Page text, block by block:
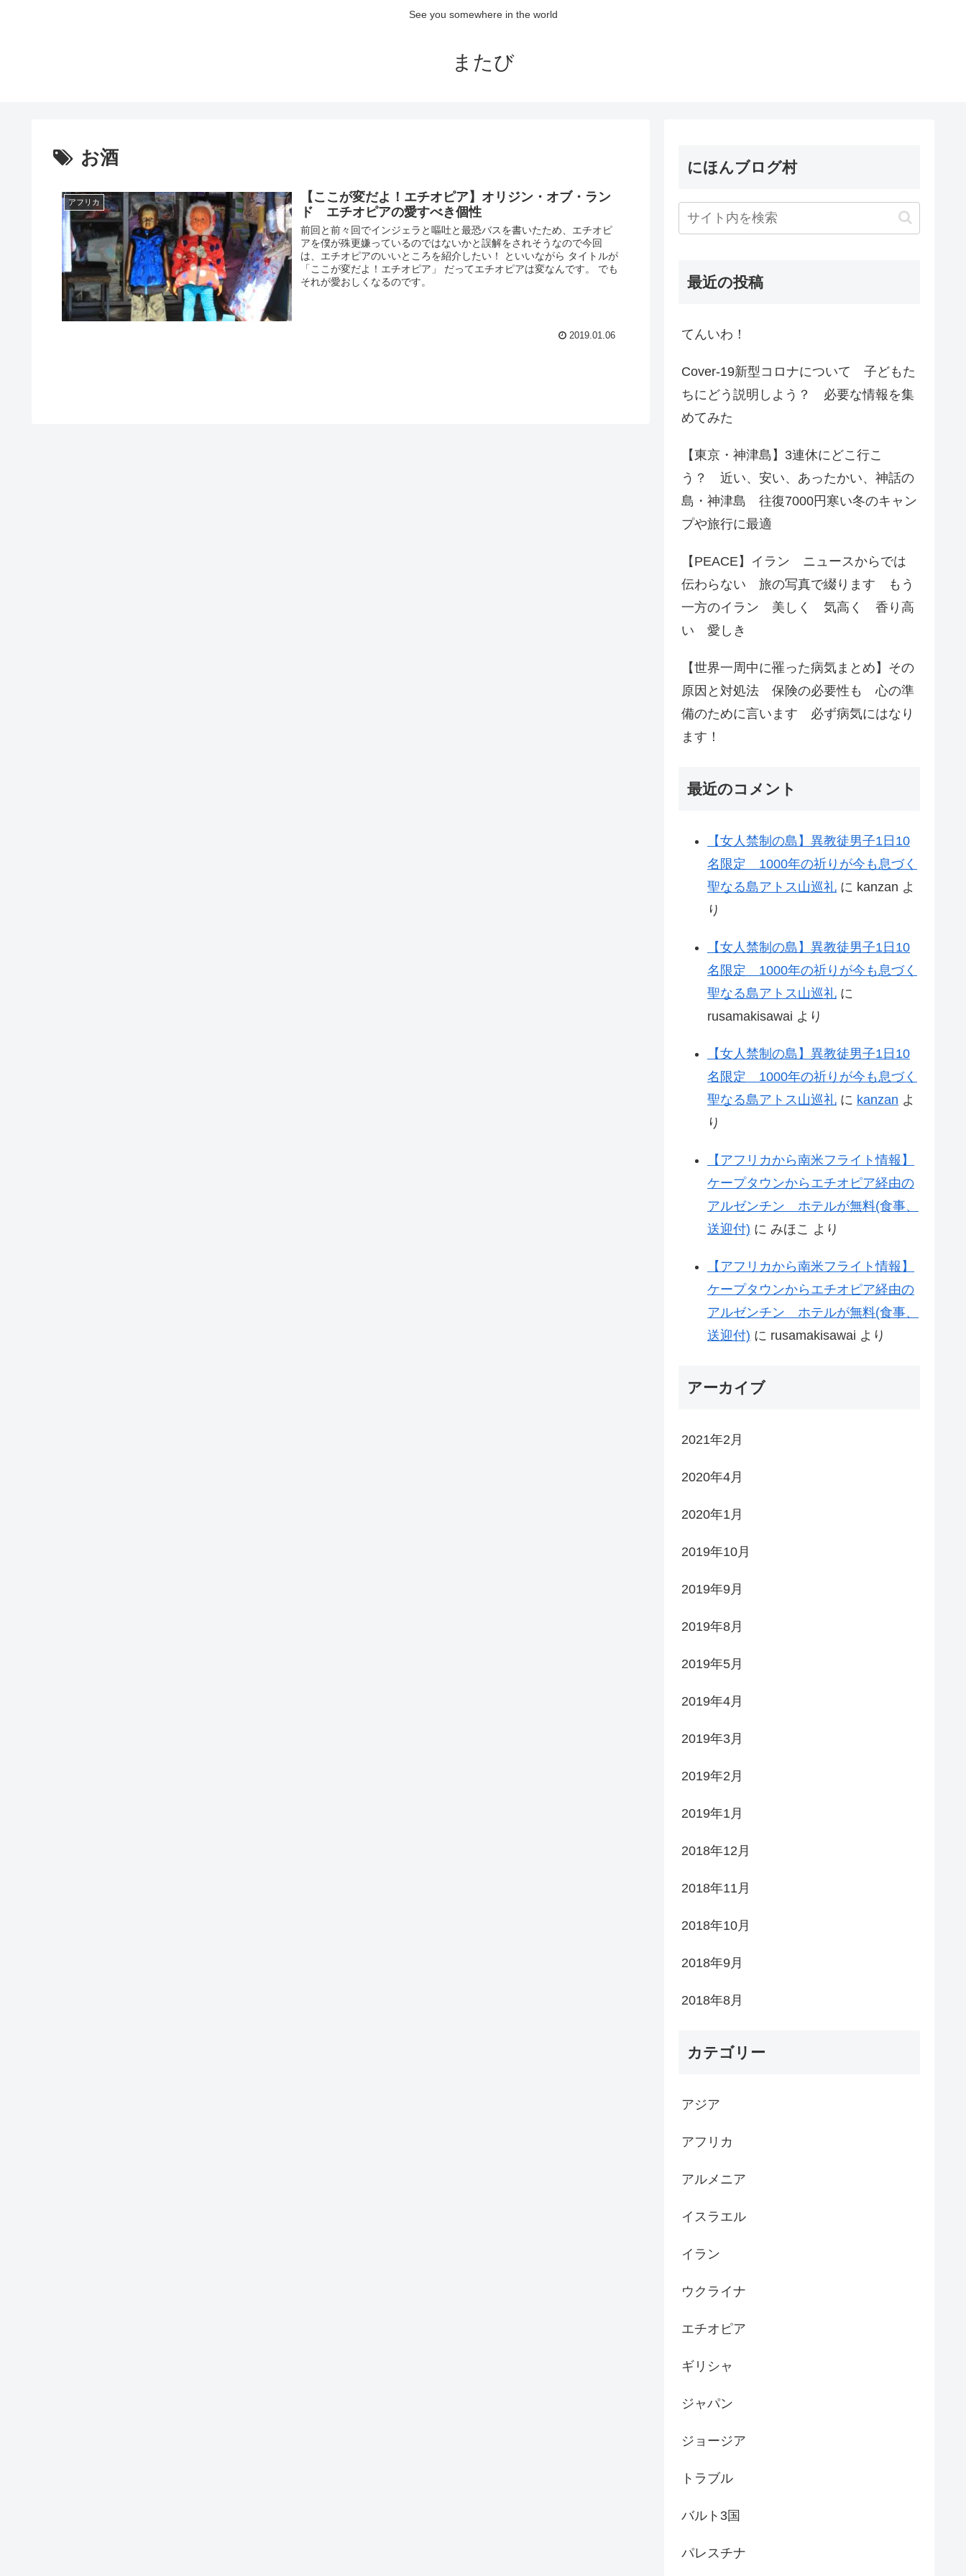
See you somewhere in the world
またび
お酒
アフリカ
【ここが変だよ！エチオピア】オリジン・オブ・ラン
ド エチオピアの愛すべき個性
前回と前々回でインジェラと嘔吐と最恐バスを書いたため、エチオピ
アを僕が殊更嫌っているのではないかと誤解をされそうなので今回
は、エチオピアのいいところを紹介したい！ といいながら タイトルが
「ここが変だよ！エチオピア」 だってエチオピアは変なんです。 でも
それが愛おしくなるのです。
2019.01.06
にほんブログ村
最近の投稿
てんいわ！
Cover-19新型コロナについて 子どもた
ちにどう説明しよう？ 必要な情報を集
めてみた
【東京・神津島】3連休にどこ行こ
う？ 近い、安い、あったかい、神話の
島・神津島 往復7000円寒い冬のキャン
プや旅行に最適
【PEACE】イラン ニュースからでは
伝わらない 旅の写真で綴ります もう
一方のイラン 美しく 気高く 香り高
い 愛しき
【世界一周中に罹った病気まとめ】その
原因と対処法 保険の必要性も 心の準
備のために言います 必ず病気にはなり
ます！
最近のコメント
【女人禁制の島】異教徒男子1日10
名限定 1000年の祈りが今も息づく
聖なる島アトス山巡礼 に kanzan よ
り
【女人禁制の島】異教徒男子1日10
名限定 1000年の祈りが今も息づく
聖なる島アトス山巡礼 に
rusamakisawai より
【女人禁制の島】異教徒男子1日10
名限定 1000年の祈りが今も息づく
聖なる島アトス山巡礼 に kanzan よ
り
【アフリカから南米フライト情報】
ケープタウンからエチオピア経由の
アルゼンチン ホテルが無料(食事、
送迎付) に みほこ より
【アフリカから南米フライト情報】
ケープタウンからエチオピア経由の
アルゼンチン ホテルが無料(食事、
送迎付) に rusamakisawai より
アーカイブ
2021年2月
2020年4月
2020年1月
2019年10月
2019年9月
2019年8月
2019年5月
2019年4月
2019年3月
2019年2月
2019年1月
2018年12月
2018年11月
2018年10月
2018年9月
2018年8月
カテゴリー
アジア
アフリカ
アルメニア
イスラエル
イラン
ウクライナ
エチオピア
ギリシャ
ジャパン
ジョージア
トラブル
バルト3国
パレスチナ